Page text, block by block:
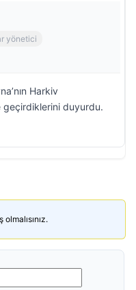
yönetici
Harkiv
geçirdiklerini duyurdu.